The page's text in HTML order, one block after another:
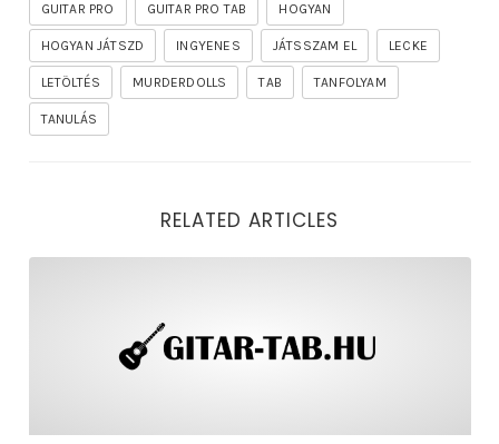
GUITAR PRO GUITAR PRO TAB HOGYAN
HOGYAN JÁTSZD INGYENES JÁTSSZAM EL LECKE
LETÖLTÉS MURDERDOLLS TAB TANFOLYAM
TANULÁS
RELATED ARTICLES